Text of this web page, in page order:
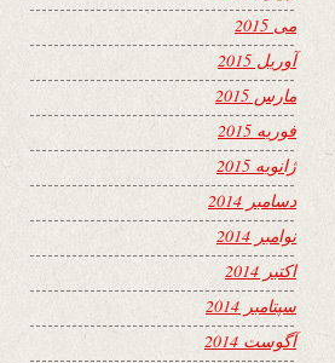
می 2015
آوریل 2015
مارس 2015
فوریه 2015
ژانویه 2015
دسامبر 2014
نوامبر 2014
اکتبر 2014
سپتامبر 2014
آگوست 2014